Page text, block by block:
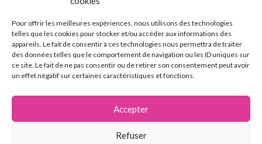
Pour offrir les meilleures expériences, nous utilisons des technologies
telles que les cookies pour stocker et/ou accéder aux informations des
appareils. Le fait de consentir à ces technologies nous permettra de traiter
des données telles que le comportement de navigation ou les ID uniques sur
ce site. Le fait de ne pas consentir ou de retirer son consentement peut avoir
un effet négatif sur certaines caractéristiques et fonctions.
Accepter
Refuser
En savoir plus
FAQ
Contact